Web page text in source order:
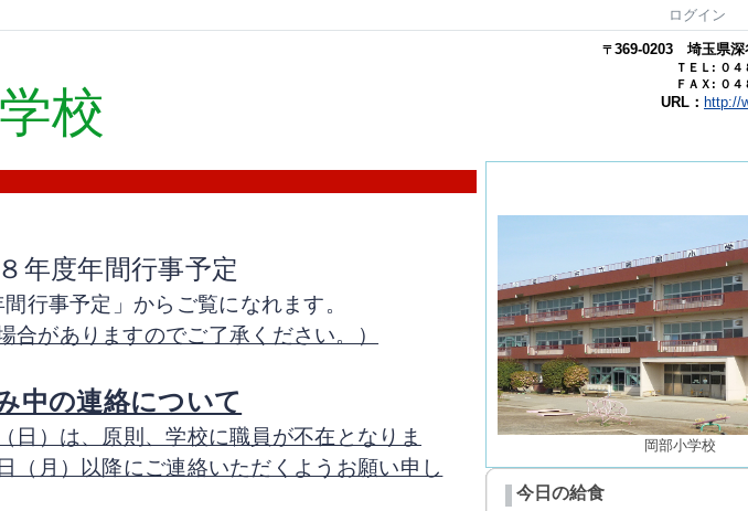
ログイン
校
〒369-0203 埼玉県深
ＴＥＬ: ０４
ＦＡＸ: ０
URL： http://
年度年間行事予定
行事予定」からご覧になれます。
合がありますのでご了承ください。）
中の連絡について
日）は、原則、学校に職員が不在となりま
（月）以降にご連絡いただくようお願い申し
岡部小学校
今日の給食